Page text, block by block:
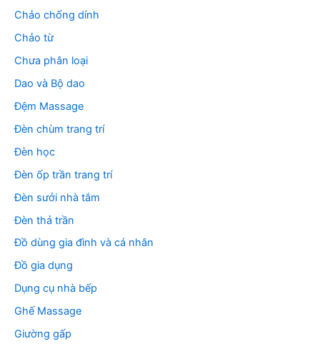
Chảo chống dính
Chảo từ
Chưa phân loại
Dao và Bộ dao
Đệm Massage
Đèn chùm trang trí
Đèn học
Đèn ốp trần trang trí
Đèn sưởi nhà tắm
Đèn thả trần
Đồ dùng gia đình và cá nhân
Đồ gia dụng
Dụng cụ nhà bếp
Ghế Massage
Giường gấp